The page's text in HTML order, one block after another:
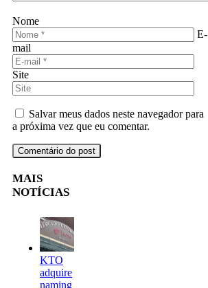
Nome
E-
mail
Site
Salvar meus dados neste navegador para
a próxima vez que eu comentar.
MAIS
NOTÍCIAS
KTO
adquire
naming